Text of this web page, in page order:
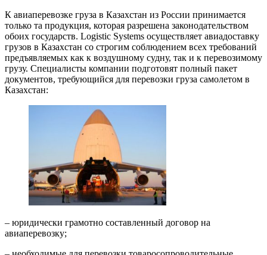
К авиаперевозке груза в Казахстан из России принимается
только та продукция, которая разрешена законодательством
обоих государств. Logistic Systems осуществляет авиадоставку
грузов в Казахстан со строгим соблюдением всех требований
предъявляемых как к воздушному судну, так и к перевозимому
грузу. Специалисты компании подготовят полный пакет
документов, требующийся для перевозки груза самолетом в
Казахстан:
– юридически грамотно составленный договор на
авиаперевозку;